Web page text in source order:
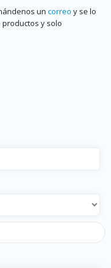
un correo y se lo
y solo